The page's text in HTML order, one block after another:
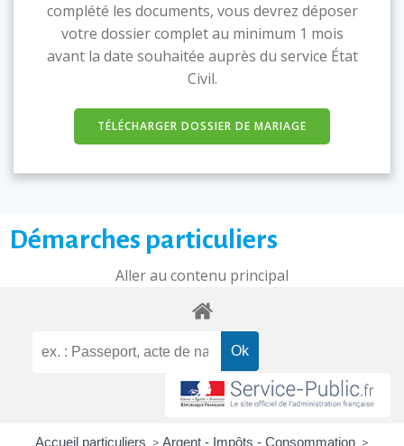
complété les documents, vous devrez déposer
votre dossier complet au minimum 1 mois
avant la date souhaitée auprès du service État
Civil.
TÉLÉCHARGER DOSSIER DE MARIAGE
Démarches particuliers
Aller au contenu principal
Accueil particuliers > Argent - Impôts - Consommation >